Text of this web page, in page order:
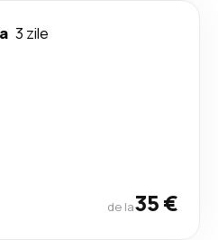
3 zile
de la35 €